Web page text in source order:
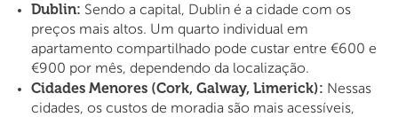
Dublin: Sendo a capital, Dublin é a cidade com os
preços mais altos. Um quarto individual em
apartamento compartilhado pode custar entre €600 e
€900 por mês, dependendo da localização.
Cidades Menores (Cork, Galway, Limerick): Nessas
cidades, os custos de moradia são mais acessíveis,